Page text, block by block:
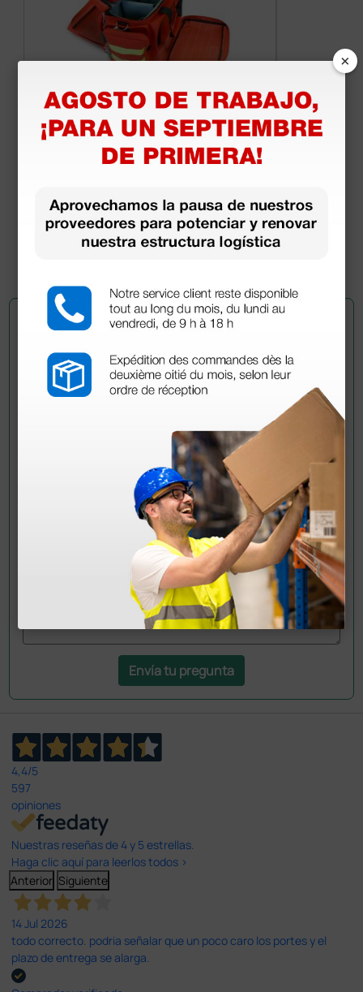
Bolsa Smart - pequeña - cordura - rojo
44,53 €61,00 €
(Precio sin IVA)
¿Todavía tienes alguna duda? ¿Necesitas más
Envía ahora mismo tu pregunta a los colegas que ya
han adquirido este producto.
Envía tu pregunta
4,4/5
597
opiniones
Nuestras reseñas de 4 y 5 estrellas.
Haga clic aquí para leerlos todos >
Anterior Siguiente
14 Jul 2026
todo correcto. podria señalar que un poco caro los portes y el
plazo de entrega se alarga.
×